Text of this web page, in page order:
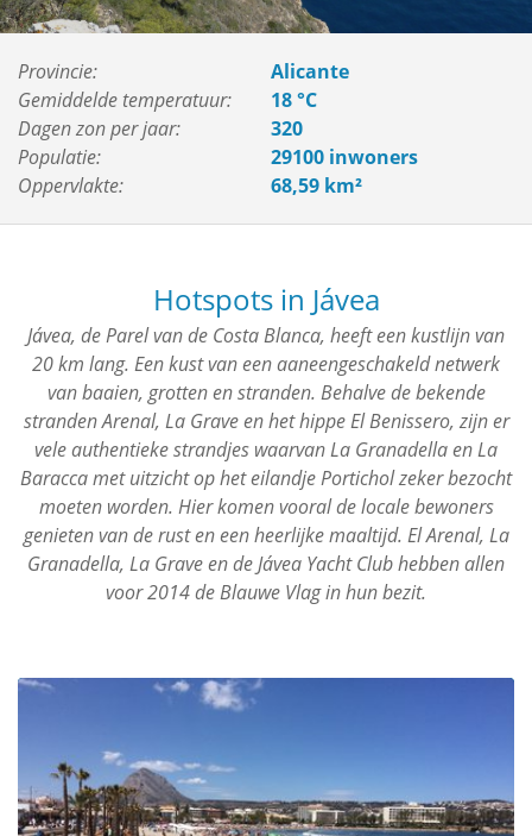
Provincie:
Alicante
Gemiddelde temperatuur:
18 °C
Dagen zon per jaar:
320
Populatie:
29100 inwoners
Oppervlakte:
68,59 km²
Hotspots in Jávea
Jávea, de Parel van de Costa Blanca, heeft een kustlijn van
20 km lang. Een kust van een aaneengeschakeld netwerk
van baaien, grotten en stranden. Behalve de bekende
stranden Arenal, La Grave en het hippe El Benissero, zijn er
vele authentieke strandjes waarvan La Granadella en La
Baracca met uitzicht op het eilandje Portichol zeker bezocht
moeten worden. Hier komen vooral de locale bewoners
genieten van de rust en een heerlijke maaltijd. El Arenal, La
Granadella, La Grave en de Jávea Yacht Club hebben allen
voor 2014 de Blauwe Vlag in hun bezit.